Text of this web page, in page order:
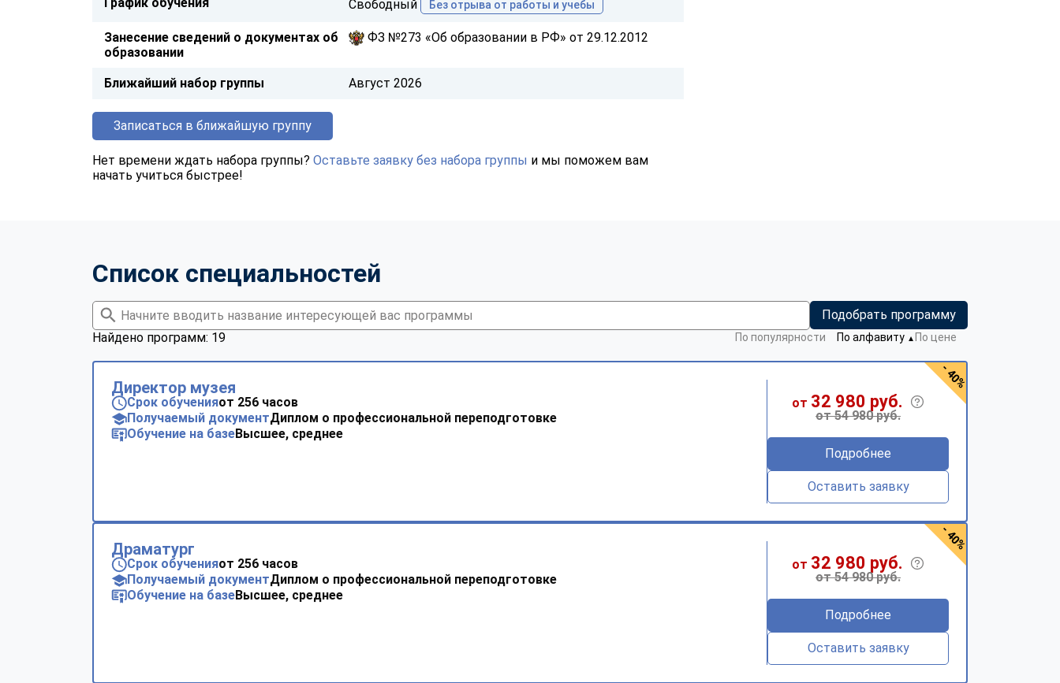
Свободный Без отрыва от работы и учебы
Занесение сведений о документах об
образовании
ФЗ №273 «Об образовании в РФ» от 29.12.2012
Ближайший набор группы Август 2026
Записаться в ближайшую группу
Нет времени ждать набора группы? Оставьте заявку без набора группы и мы поможем вам
начать учиться быстрее!
Список специальностей
Подобрать программу
Найдено программ: 19
По популярности По алфавиту ▼ По цене
Директор музея
Срок обученияот 256 часов
Получаемый документДиплом о профессиональной переподготовке
Обучение на базеВысшее, среднее
от 32 980 руб.
от 54 980 руб.
Подробнее
Оставить заявку
- 40%
Драматург
Срок обученияот 256 часов
Получаемый документДиплом о профессиональной переподготовке
Обучение на базеВысшее, среднее
от 32 980 руб.
от 54 980 руб.
Подробнее
Оставить заявку
- 40%